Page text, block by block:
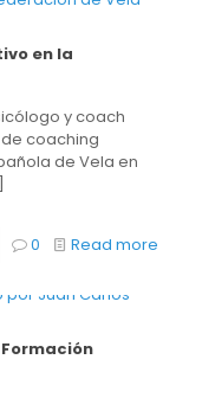
en la
y coach
coaching
de Vela en
0 Read more
Formación